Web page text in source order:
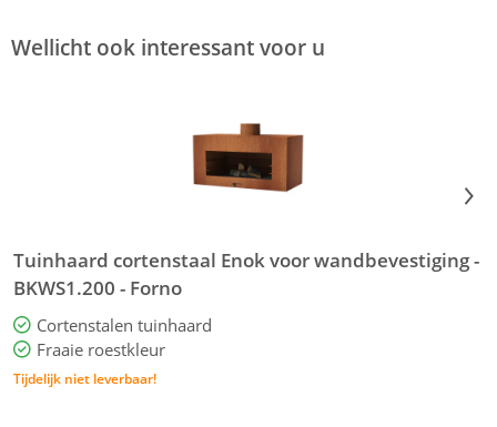
Wellicht ook interessant voor u
Tuinhaard cortenstaal Enok voor wandbevestiging -
BKWS1.200 - Forno
Cortenstalen tuinhaard
Fraaie roestkleur
Tijdelijk niet leverbaar!